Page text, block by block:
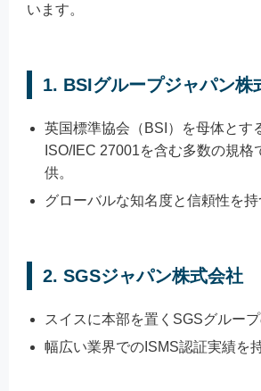
います。
1. BSIグループジャパン株
英国標準協会（BSI）を母体とす
ISO/IEC 27001を含む多数の規格
供。
グローバルな知名度と信頼性を持
2. SGSジャパン株式会社
スイスに本部を置くSGSグループ
幅広い業界でのISMS認証実績を持